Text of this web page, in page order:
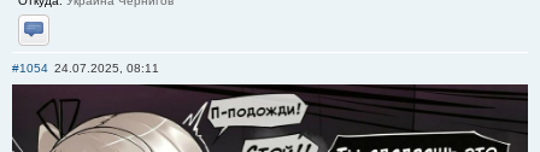
Отправить личное сообщение
#1054 24.07.2025, 08:11